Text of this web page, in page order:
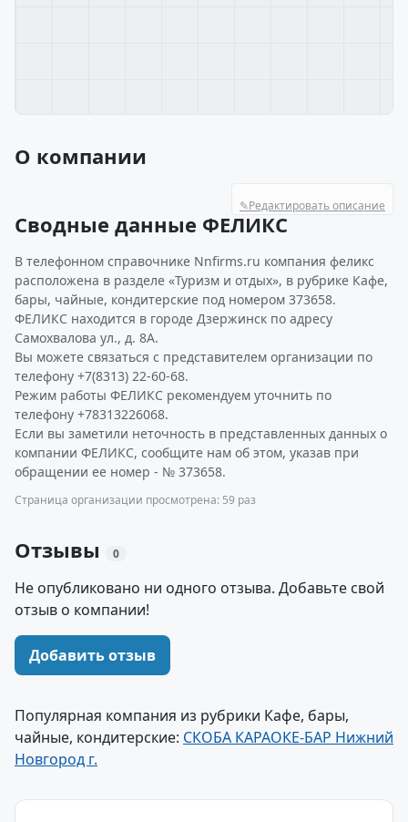
О компании
✎Редактировать описание
Сводные данные ФЕЛИКС
В телефонном справочнике Nnfirms.ru компания феликс
расположена в разделе «Туризм и отдых», в рубрике Кафе,
бары, чайные, кондитерские под номером 373658.
ФЕЛИКС находится в городе Дзержинск по адресу
Самохвалова ул., д. 8А.
Вы можете связаться с представителем организации по
телефону +7(8313) 22-60-68.
Режим работы ФЕЛИКС рекомендуем уточнить по
телефону +78313226068.
Если вы заметили неточность в представленных данных о
компании ФЕЛИКС, сообщите нам об этом, указав при
обращении ее номер - № 373658.
Страница организации просмотрена: 59 раз
Отзывы 0
Не опубликовано ни одного отзыва. Добавьте свой
отзыв о компании!
Добавить отзыв
Популярная компания из рубрики Кафе, бары,
чайные, кондитерские: СКОБА КАРАОКЕ-БАР Нижний
Новгород г.